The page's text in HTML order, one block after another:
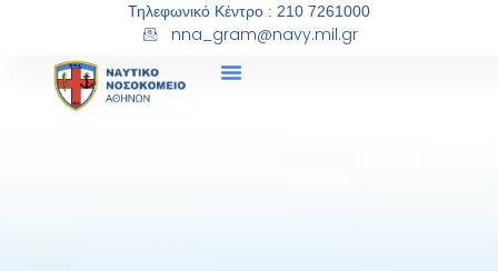
Τηλεφωνικό Κέντρο : 210 7261000
nna_gram@navy.mil.gr